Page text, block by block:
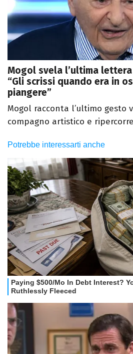
Mogol svela l’ultima
“Gli scrissi quando era in
piangere”
Mogol racconta l’ultimo gesto
compagno artistico e